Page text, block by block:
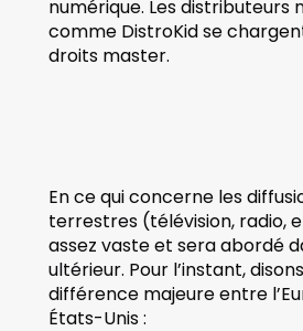
numérique. Les distributeurs
comme DistroKid se
droits master.
En ce qui concerne les
terrestres (télévision, radio,
assez vaste et sera abordé
ultérieur. Pour l’instant,
différence majeure entre
États-Unis :